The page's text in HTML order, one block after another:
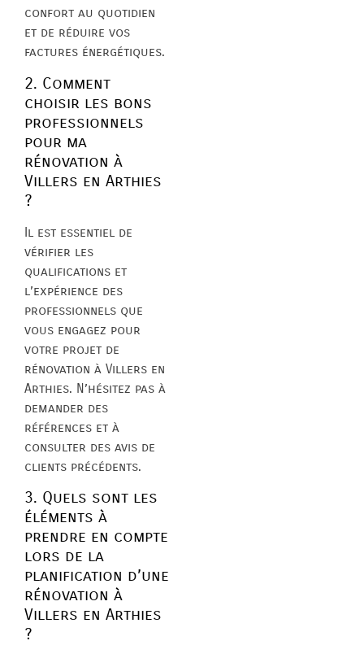
confort au quotidien
et de réduire vos
factures énergétiques.
2. Comment
choisir les bons
professionnels
pour ma
rénovation à
Villers en Arthies
?
Il est essentiel de
vérifier les
qualifications et
l’expérience des
professionnels que
vous engagez pour
votre projet de
rénovation à Villers en
Arthies. N’hésitez pas à
demander des
références et à
consulter des avis de
clients précédents.
3. Quels sont les
éléments à
prendre en compte
lors de la
planification d’une
rénovation à
Villers en Arthies
?